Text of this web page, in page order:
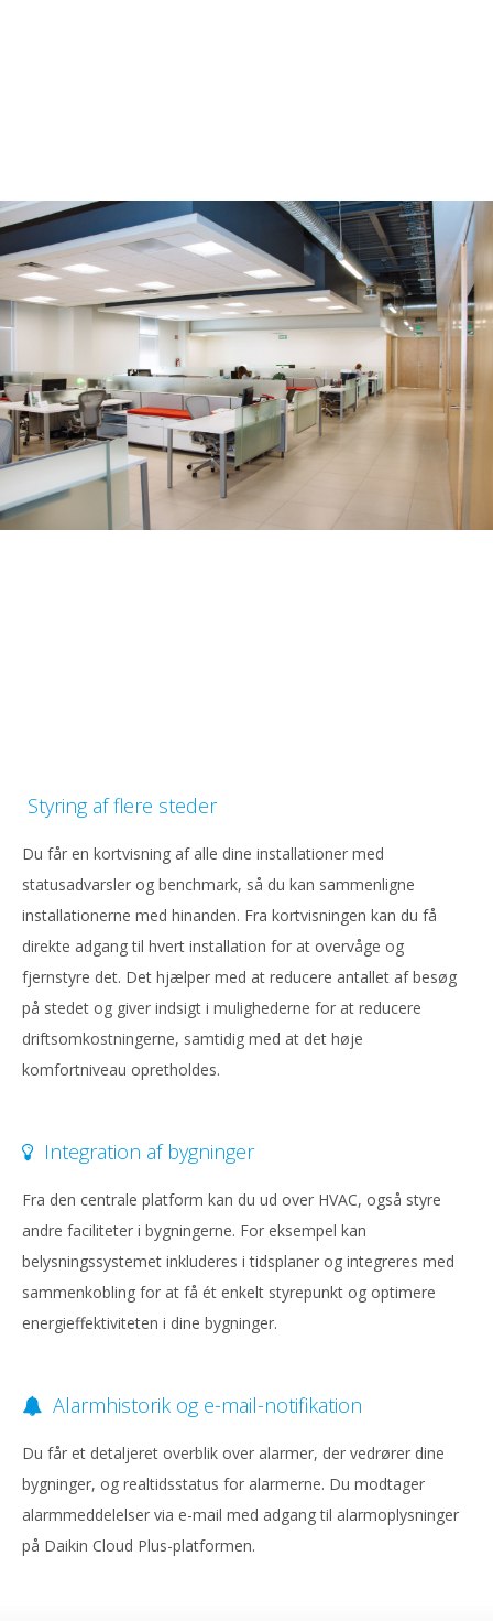
Styring af flere steder
Du får en kortvisning af alle dine installationer med
statusadvarsler og benchmark, så du kan sammenligne
installationerne med hinanden. Fra kortvisningen kan du få
direkte adgang til hvert installation for at overvåge og
fjernstyre det. Det hjælper med at reducere antallet af besøg
på stedet og giver indsigt i mulighederne for at reducere
driftsomkostningerne, samtidig med at det høje
komfortniveau opretholdes.
Integration af bygninger
Fra den centrale platform kan du ud over HVAC, også styre
andre faciliteter i bygningerne. For eksempel kan
belysningssystemet inkluderes i tidsplaner og integreres med
sammenkobling for at få ét enkelt styrepunkt og optimere
energieffektiviteten i dine bygninger.
Alarmhistorik og e-mail-notifikation
Du får et detaljeret overblik over alarmer, der vedrører dine
bygninger, og realtidsstatus for alarmerne. Du modtager
alarmmeddelelser via e-mail med adgang til alarmoplysninger
på Daikin Cloud Plus-platformen.